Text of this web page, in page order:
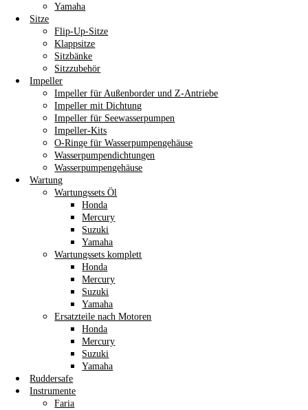
Yamaha
Sitze
Flip-Up-Sitze
Klappsitze
Sitzbänke
Sitzzubehör
Impeller
Impeller für Außenborder und Z-Antriebe
Impeller mit Dichtung
Impeller für Seewasserpumpen
Impeller-Kits
O-Ringe für Wasserpumpengehäuse
Wasserpumpendichtungen
Wasserpumpengehäuse
Wartung
Wartungssets Öl
Honda
Mercury
Suzuki
Yamaha
Wartungssets komplett
Honda
Mercury
Suzuki
Yamaha
Ersatzteile nach Motoren
Honda
Mercury
Suzuki
Yamaha
Ruddersafe
Instrumente
Faria